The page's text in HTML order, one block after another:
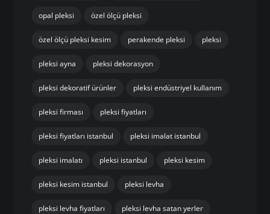
opal pleksi özel ölçü pleksi
özel ölçü pleksi kesim perakende pleksi pleksi
pleksi ayna pleksi dekorasyon
pleksi dekoratif ürünler pleksi endüstriyel kullanım
pleksi firması pleksi fiyatları
pleksi fiyatları istanbul pleksi imalat istanbul
pleksi imalatı pleksi istanbul pleksi kesim
pleksi kesim istanbul pleksi levha
pleksi levha fiyatları pleksi levha satan yerler